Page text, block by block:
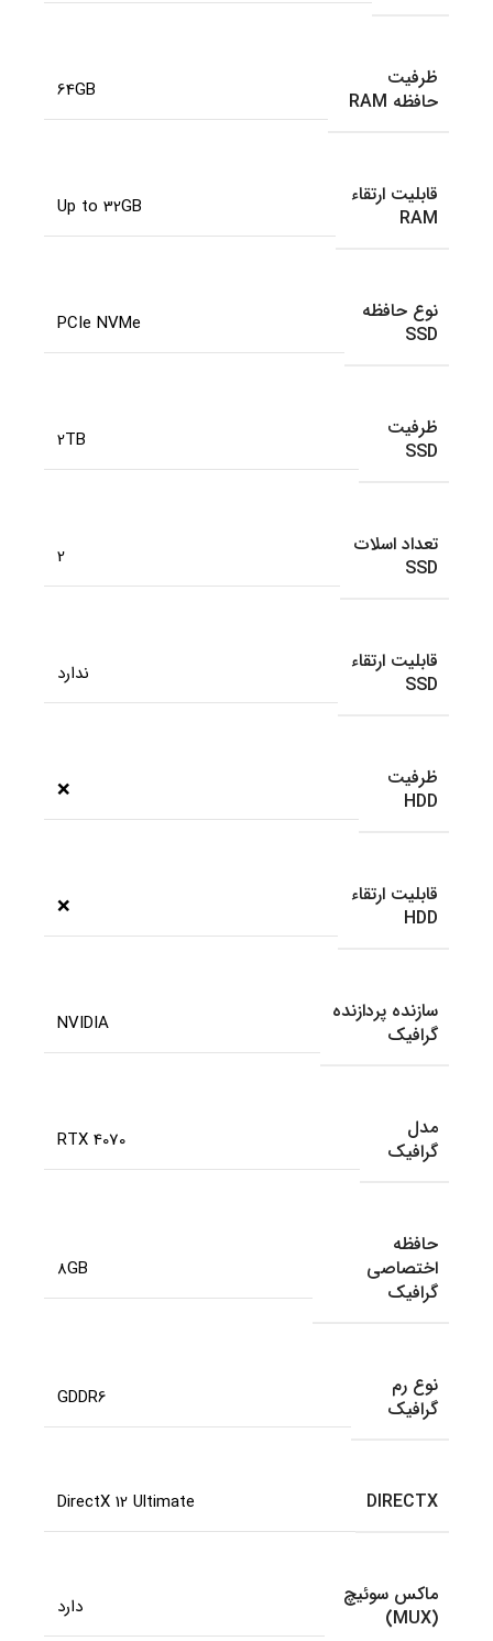
ظرفیت
حافظه RAM
64GB
قابلیت ارتقاء
RAM
Up to 32GB
نوع حافظه
SSD
PCIe NVMe
ظرفیت
SSD
2TB
تعداد اسلات
SSD
2
قابلیت ارتقاء
SSD
ندارد
ظرفیت
HDD
❌
قابلیت ارتقاء
HDD
❌
سازنده پردازنده
گرافیک
NVIDIA
مدل
گرافیک
RTX 4070
حافظه
اختصاصی
گرافیک
8GB
نوع رم
گرافیک
GDDR6
DIRECTX
DirectX 12 Ultimate
ماکس سوئیچ
(MUX)
دارد